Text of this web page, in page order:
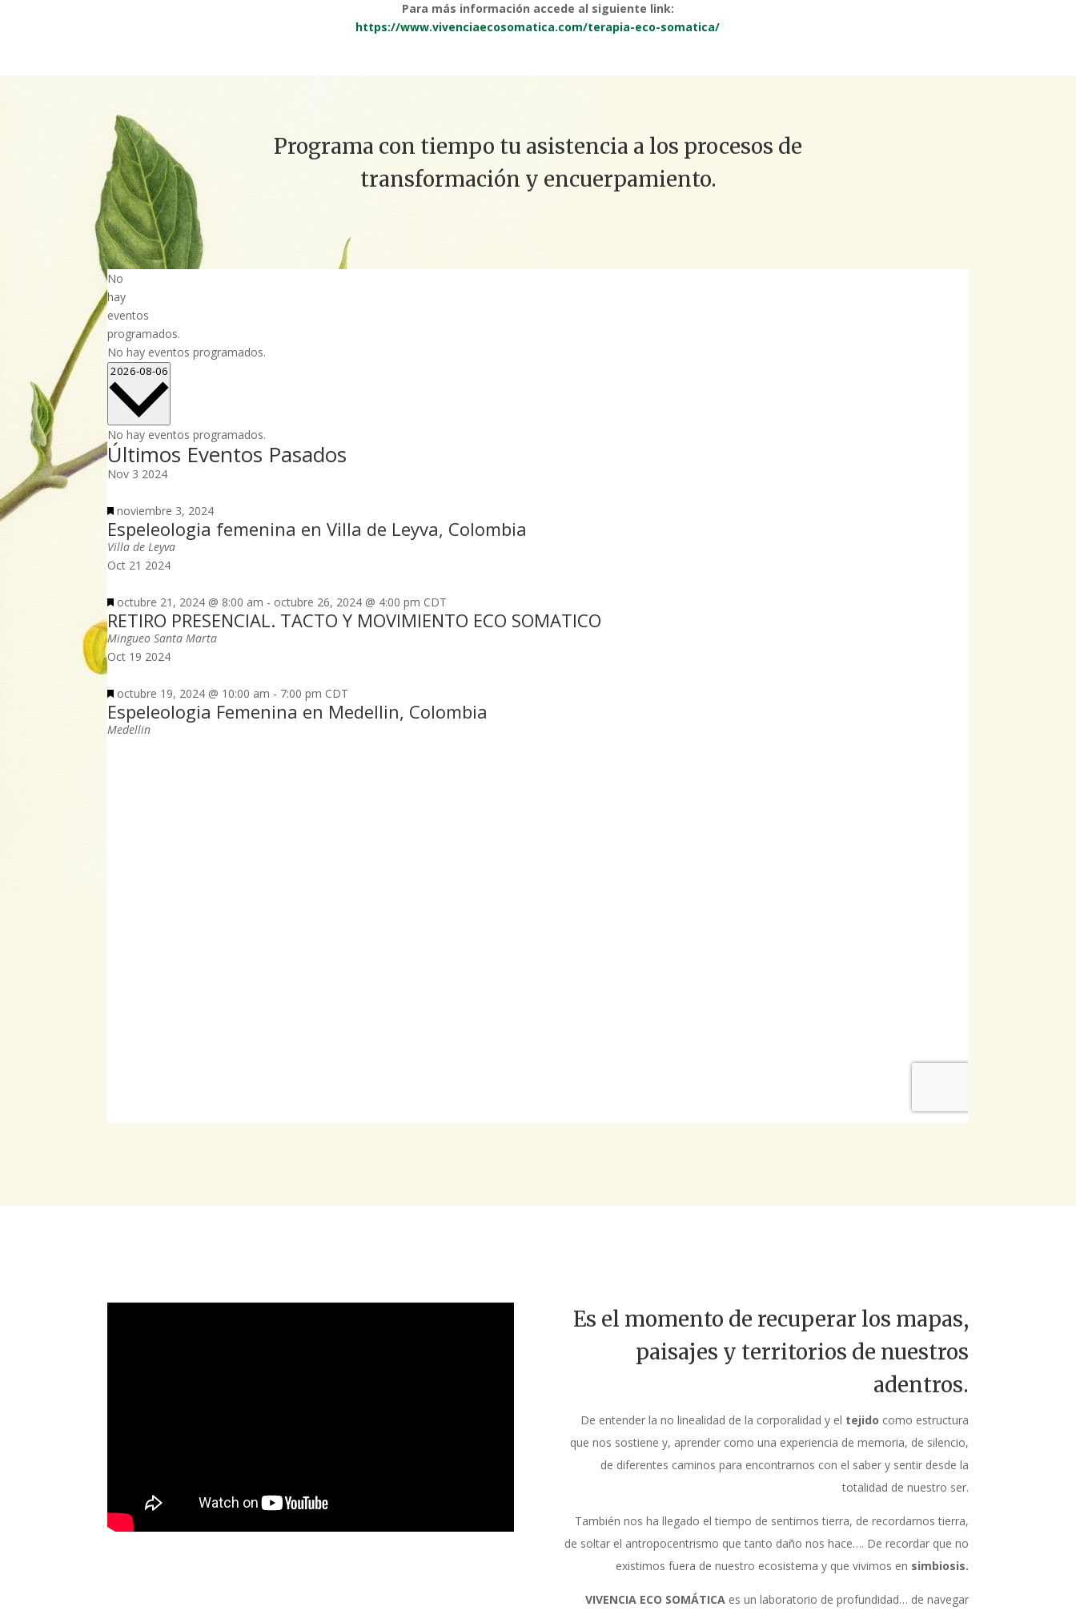
Para más información accede al siguiente link:
https://www.vivenciaecosomatica.com/terapia-eco-somatica/
Programa con tiempo tu asistencia a los procesos de
transformación y encuerpamiento.
Es el momento de recuperar los mapas,
paisajes y territorios de nuestros
adentros.
De entender la no linealidad de la corporalidad y el tejido como estructura
que nos sostiene y, aprender como una experiencia de memoria, de silencio,
de diferentes caminos para encontrarnos con el saber y sentir desde la
totalidad de nuestro ser.
También nos ha llegado el tiempo de sentirnos tierra, de recordarnos tierra,
de soltar el antropocentrismo que tanto daño nos hace…. De recordar que no
existimos fuera de nuestro ecosistema y que vivimos en simbiosis.
VIVENCIA ECO SOMÁTICAes un laboratorio de profundidad… de navegar